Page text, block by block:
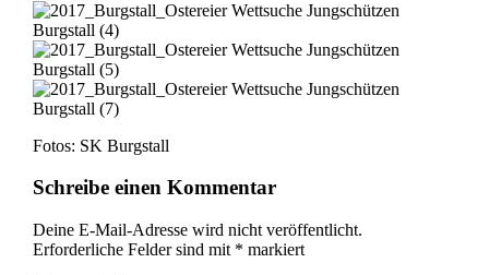
Fotos: SK Burgstall
Schreibe einen Kommentar
Deine E-Mail-Adresse wird nicht veröffentlicht.
Erforderliche Felder sind mit * markiert